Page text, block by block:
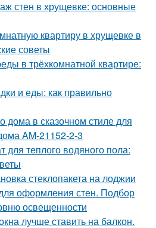
стен в хрущевке: основные
квартиру в хрущевке в
советы
в трёхкомнатной квартире:
и еды: как правильно
дома в сказочном стиле для
AM-21152-2-3
для теплого водяного пола:
стеклопакета на лоджии
оформления стен. Подбор
освещенности
лучше ставить на балкон.